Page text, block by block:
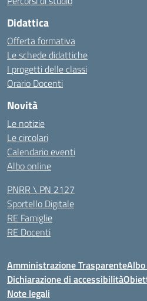
Didattica
Offerta formativa
Le schede didattiche
I progetti delle classi
Orario Docenti
Novità
Le notizie
Le circolari
Calendario eventi
Albo online
PNRR \ PN 2127
Sportello Digitale
RE Famiglie
RE Docenti
Amministrazione Trasparente
Dichiarazione di accessibilità
Note legali